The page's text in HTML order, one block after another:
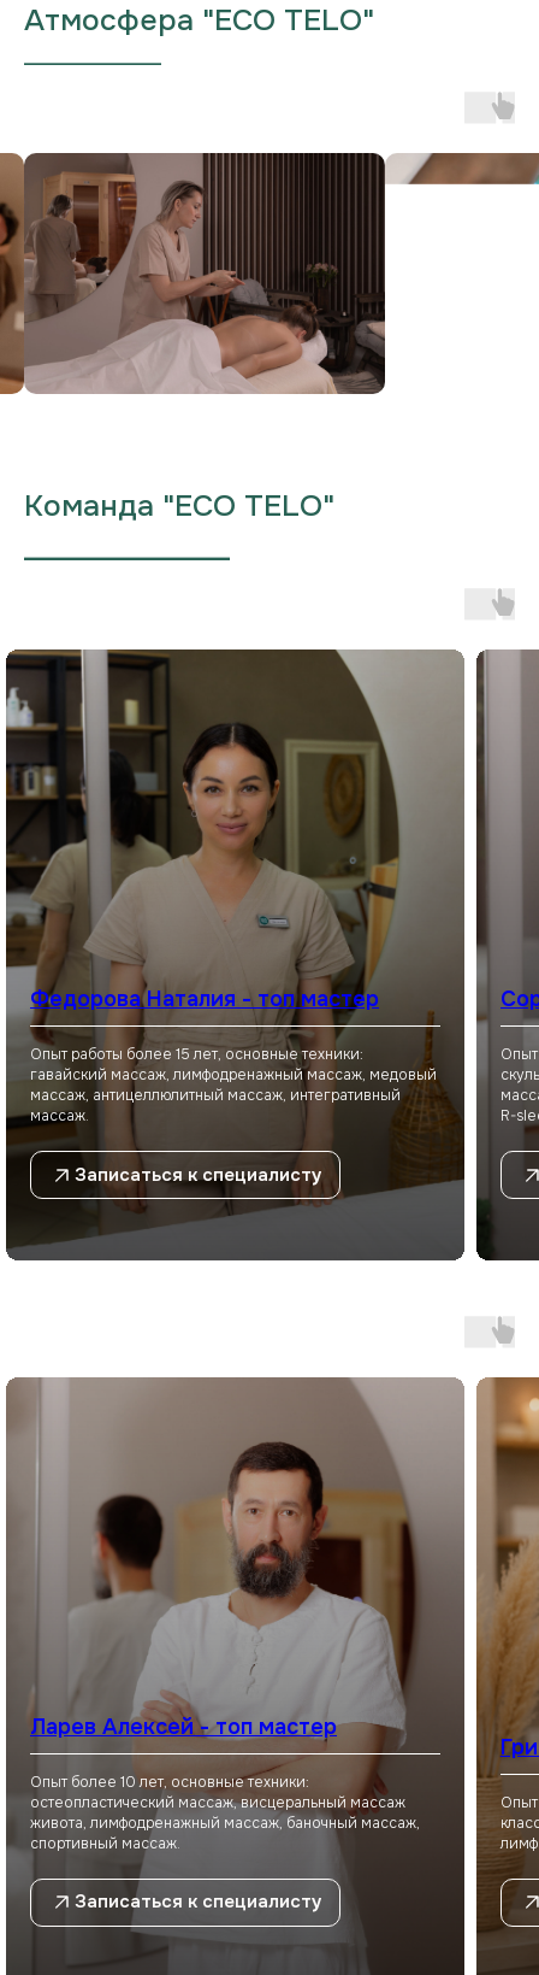
Атмосфера "ECO TELO"
___________________
Команда "ECO TELO"
___________________
Федорова Наталия - топ мастер
Опыт работы более 15 лет, основные техники:
гавайский массаж, лимфодренажный массаж, медовый
массаж, антицеллюлитный массаж, интегративный
массаж.
Записаться к специалисту
R-
Ларев Алексей - топ мастер
Опыт более 10 лет, основные техники:
остеопластический массаж, висцеральный массаж
живота, лимфодренажный массаж, баночный массаж,
спортивный массаж.
Записаться к специалисту
Не знаете, что выбрать?
Оставьте заявку, и мы подберём
для вас массаж или спа-программу!
Имя
Ваш номер
+7
Я даюсогласие на обработку
персональных данныхв соответствии
Уютное пространство для
идеального отдыха в Чебоксарах
Ваше уединённое пространство вдали от
городской суеты, где можно замедлиться,